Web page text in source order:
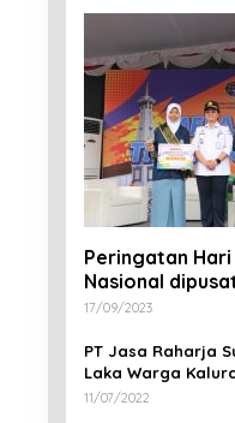
Peringatan
Nasional
Wates Kulon
17/09/2023
PT Jasa Raharja
Laka Warga
11/07/2022